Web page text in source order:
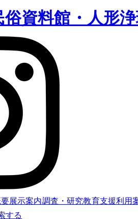
資料館・人形
展示案内調査・研究教育支援利用
する